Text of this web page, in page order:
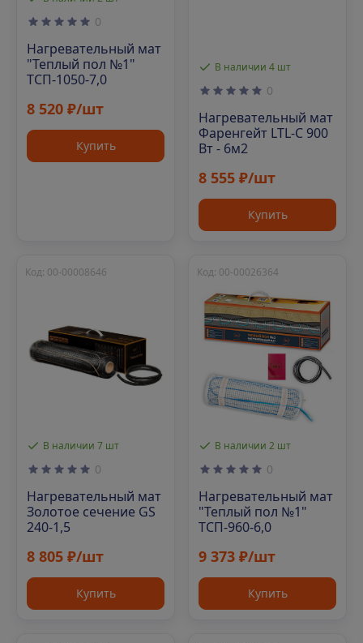
0
Нагревательный мат
"Теплый пол №1"
ТСП-1050-7,0
8 520 ₽/шт
Купить
В наличии 4 шт
0
Нагревательный мат
Фаренгейт LTL-C 900
Вт - 6м2
8 555 ₽/шт
Купить
В наличии 7 шт
Код: 00-00008646
0
Нагревательный мат
Золотое сечение GS
240-1,5
8 805 ₽/шт
Купить
В наличии 2 шт
Код: 00-00026364
0
Нагревательный мат
"Теплый пол №1"
ТСП-960-6,0
9 373 ₽/шт
Купить